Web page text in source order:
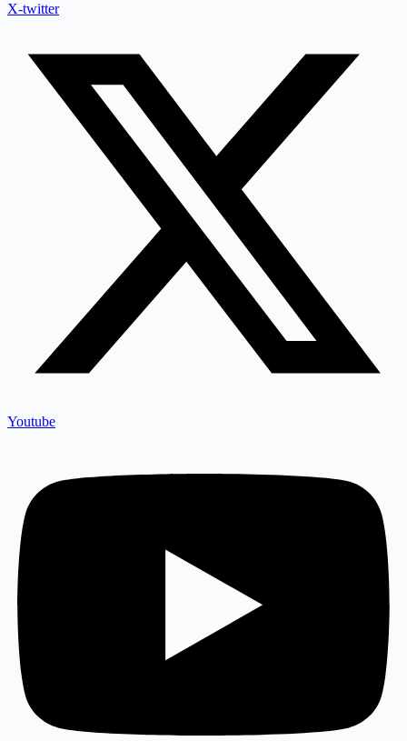
X-twitter
Youtube